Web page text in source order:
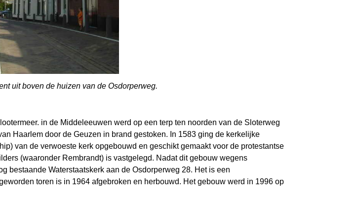
uit boven de huizen van de Osdorperweg.
in de Middeleeuwen werd op een terp ten noorden van de Sloterweg
Haarlem door de Geuzen in brand gestoken. In 1583 ging de kerkelijke
van de verwoeste kerk opgebouwd en geschikt gemaakt voor de protestantse
(waaronder Rembrandt) is vastgelegd. Nadat dit gebouw wegens
bestaande Waterstaatskerk aan de Osdorperweg 28. Het is een
toren is in 1964 afgebroken en herbouwd. Het gebouw werd in 1996 op